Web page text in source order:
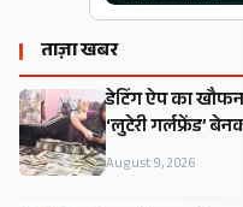
ताज़ा खबर
डेटिंग ऐप का
‘लुटेरी गर्लफ्रेंड’
August 9, 2026